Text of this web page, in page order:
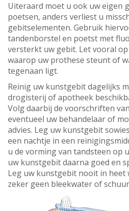
Uiteraard moet u ook uw eigen
poetsen, anders verliest u
gebitselementen. Gebruik
tandenborstel en poetst met
versterkt uw gebit. Let vooral
waarop uw prothese steunt of
tegenaan ligt.
Reinig uw kunstgebit dagelijks
drogisterij of apotheek
Volg daarbij de voorschriften
eventueel uw behandelaar of
advies. Leg uw kunstgebit
een nachtje in een
u de vorming van tandsteen op
uw kunstgebit daarna goed en
Leg uw kunstgebit nooit in heet
zeker geen bleekwater of